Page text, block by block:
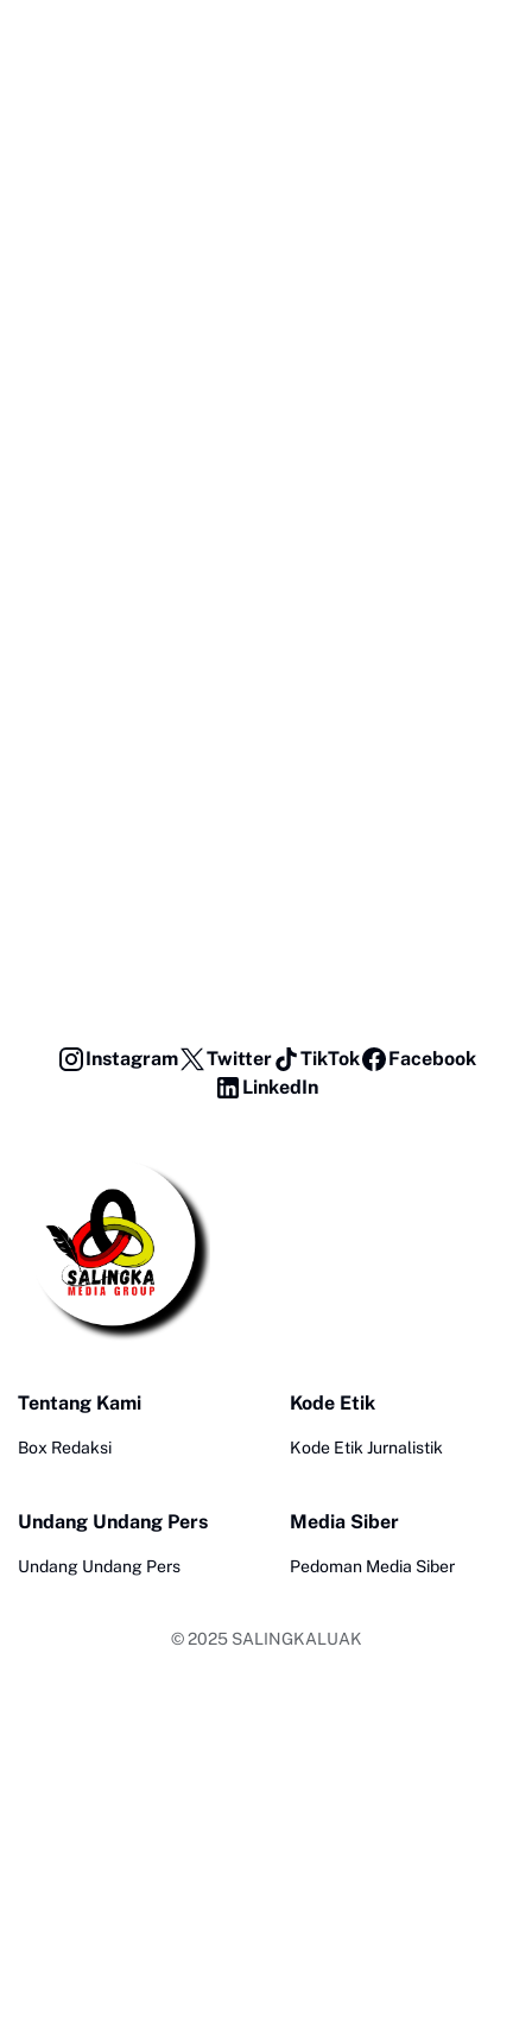
Instagram Twitter TikTok
Facebook
LinkedIn
Tentang Kami
Box Redaksi
Kode Etik
Kode Etik Jurnalistik
Undang Undang Pers
Undang Undang Pers
Media Siber
Pedoman Media Siber
© 2025 SALINGKALUAK